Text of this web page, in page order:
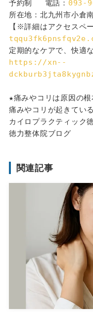
予約制 　電話： 093-
所在地：北九州市小倉
【※詳細はアクセスペ
定期的なケアで、快適
https://xn--
★痛みやコリは原因の
痛みやコリが起きてい
カイロプラクティック
徳力整体院ブログ
関連記事